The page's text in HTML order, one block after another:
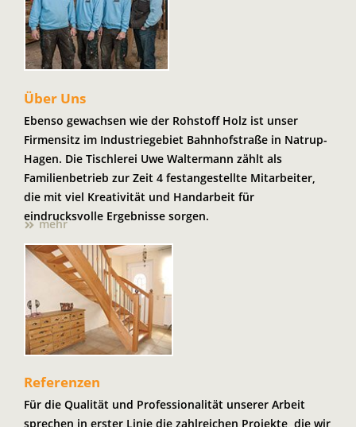
Über Uns
Ebenso gewachsen wie der Rohstoff Holz ist unser
Firmensitz im Industriegebiet Bahnhofstraße in Natrup-
Hagen. Die Tischlerei Uwe Waltermann zählt als
Familienbetrieb zur Zeit 4 festangestellte Mitarbeiter,
die mit viel Kreativität und Handarbeit für
eindrucksvolle Ergebnisse sorgen.
mehr
Referenzen
Für die Qualität und Professionalität unserer Arbeit
sprechen in erster Linie die zahlreichen Projekte, die wir